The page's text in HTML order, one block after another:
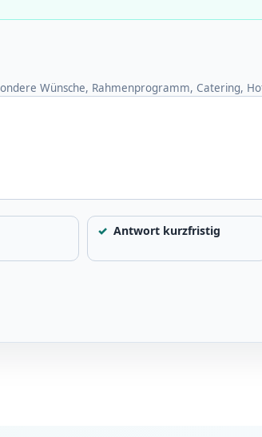
Wünsche, Rahmenprogramm, Catering,
Antwort kurzfristig